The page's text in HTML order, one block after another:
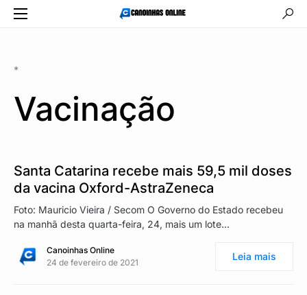
*
Vacinação
Santa Catarina recebe mais 59,5 mil doses
da vacina Oxford-AstraZeneca
Foto: Mauricio Vieira / Secom O Governo do Estado recebeu
na manhã desta quarta-feira, 24, mais um lote…
Canoinhas Online
24 de fevereiro de 2021
Leia mais